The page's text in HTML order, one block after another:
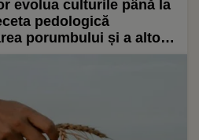
evolua culturile până la
pedologică
porumbului și a altor